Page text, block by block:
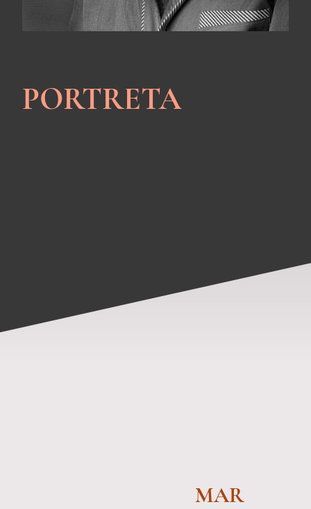
PORTRETA
MAR